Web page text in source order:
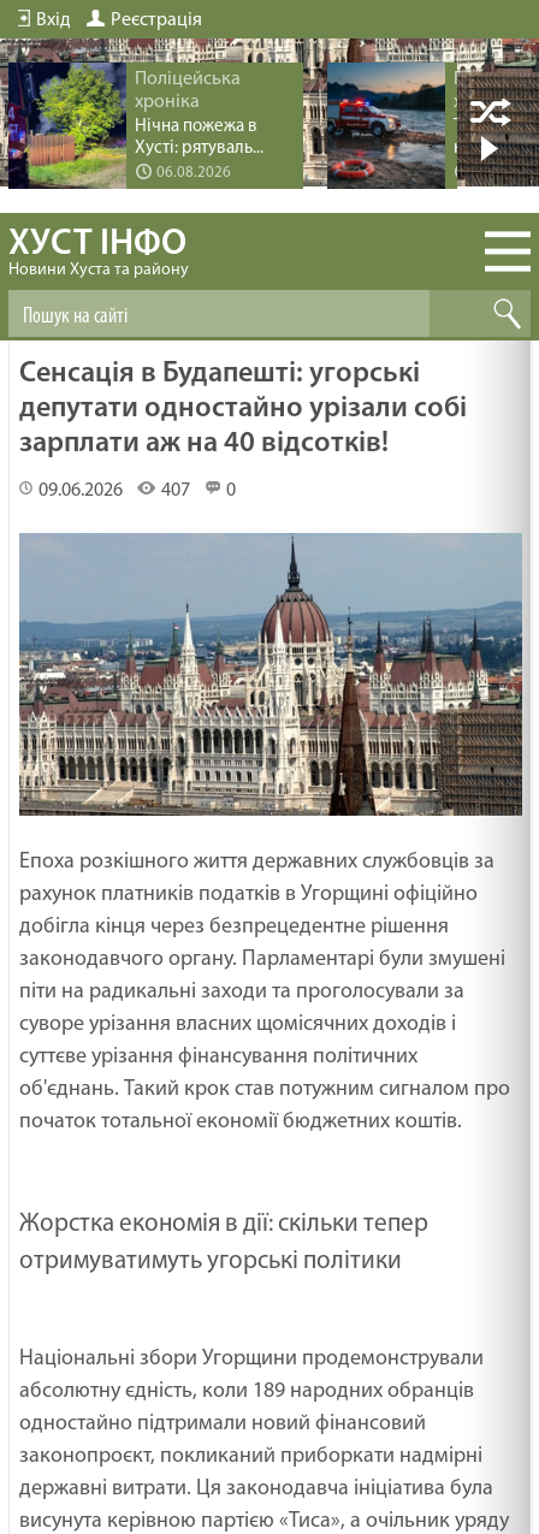
Вхід Реєстрація
Поліцейська
хроніка
Нічна пожежа в
Хусті: рятуваль...
06.08.2026
хроніка
Трагедія
купання
ХУСТ ІНФО
Новини Хуста та району
Сенсація в Будапешті: угорські
депутати одностайно урізали собі
зарплати аж на 40 відсотків!
09.06.2026 407 0
Епоха розкішного життя державних службовців за
рахунок платників податків в Угорщині офіційно
добігла кінця через безпрецедентне рішення
законодавчого органу. Парламентарі були змушені
піти на радикальні заходи та проголосували за
суворе урізання власних щомісячних доходів і
суттєве урізання фінансування політичних
об'єднань. Такий крок став потужним сигналом про
початок тотальної економії бюджетних коштів.
Жорстка економія в дії: скільки тепер
отримуватимуть угорські політики
Національні збори Угорщини продемонстрували
абсолютну єдність, коли 189 народних обранців
одностайно підтримали новий фінансовий
законопроєкт, покликаний приборкати надмірні
державні витрати. Ця законодавча ініціатива була
висунута керівною партією «Тиса», а очільник уряду